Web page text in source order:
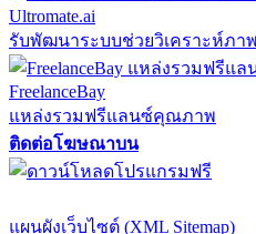
Ultromate.ai
รับพัฒนาระบบช่วยวิเคราะห์ภา
FreelanceBay
แหล่งรวมฟรีแลนซ์คุณภาพ
ติดต่อโฆษณาบน
แผนผังเว็บไซต์ (XML Sitemap)